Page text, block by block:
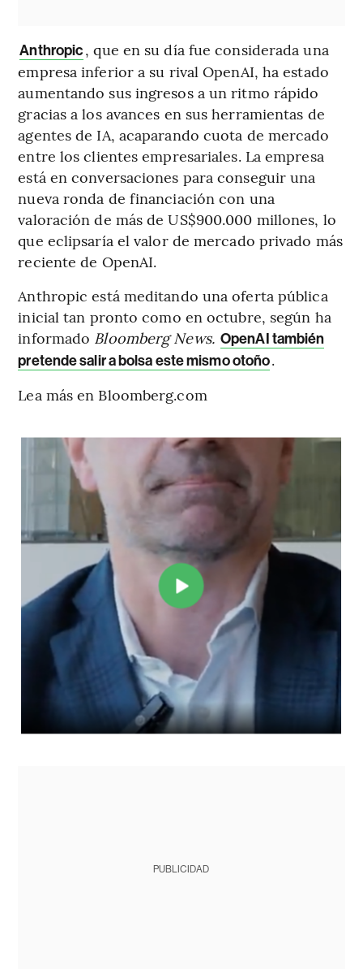
Anthropic, que en su día fue considerada una
empresa inferior a su rival OpenAI, ha estado
aumentando sus ingresos a un ritmo rápido
gracias a los avances en sus herramientas de
agentes de IA, acaparando cuota de mercado
entre los clientes empresariales. La empresa
está en conversaciones para conseguir una
nueva ronda de financiación con una
valoración de más de US$900.000 millones, lo
que eclipsaría el valor de mercado privado más
reciente de OpenAI.
Anthropic está meditando una oferta pública
inicial tan pronto como en octubre, según ha
informado Bloomberg News. OpenAI también
pretende salir a bolsa este mismo otoño.
Lea más en Bloomberg.com
PUBLICIDAD